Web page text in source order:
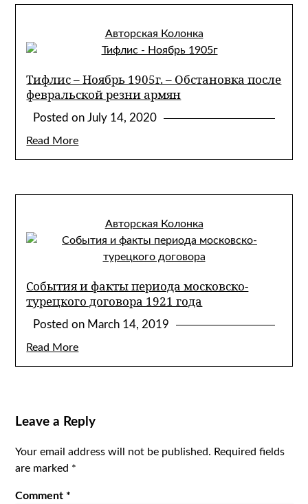
Авторская Колонка
Тифлис – Ноябрь 1905г. – Обстановка после
февральской резни армян
Posted onJuly 14, 2020
Read More
Авторская Колонка
События и факты периода московско-
турецкого договора 1921 года
Posted on March 14, 2019
Read More
Leave a Reply
Your email address will not be published. Required fields
are marked *
Comment *